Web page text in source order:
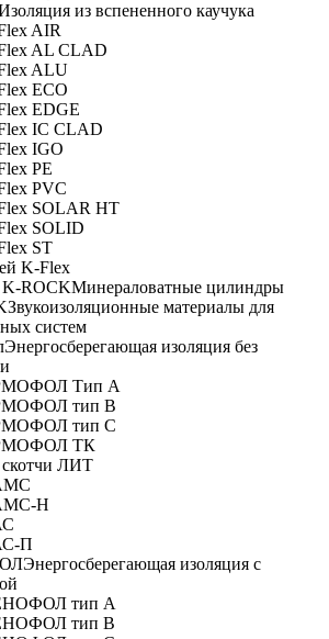
из вспененного каучука
AIR
AL CLAD
ALU
ECO
EDGE
IC CLAD
IGO
PE
PVC
SOLAR HT
SOLID
ST
K-Flex
ROCKМинераловатные цилиндры
Звукоизоляционные материалы для
систем
Энергосберегающая изоляция без
Тип А
тип В
тип C
ТК
ЛИТ
Н
П
Энергосберегающая изоляция с
тип А
тип B